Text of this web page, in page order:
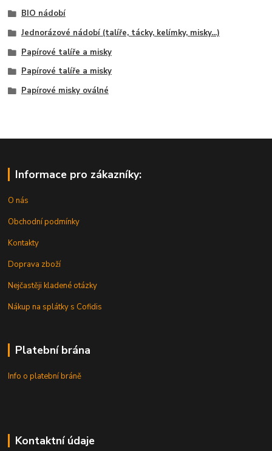
BIO nádobí
Jednorázové nádobí (talíře, tácky, kelímky, misky...)
Papírové talíře a misky
Papírové talíře a misky
Papírové misky oválné
Informace pro zákazníky:
O nás
Obchodní podmínky
Kontakty
Doprava zboží
Nejčastěji kladené otázky
Nákup na splátky s Cofidis
Platební brána
Info o platební bráně
Kontaktní údaje